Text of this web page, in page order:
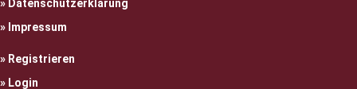
Datenschutzerklärung
Impressum
Registrieren
Login